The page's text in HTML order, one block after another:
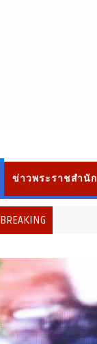
ข่าวพระราชสำนัก
BREAKING